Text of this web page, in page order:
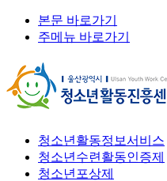
본문 바로가기
주메뉴 바로가기
청소년활동정보서비스
청소년수련활동인증제
청소년포상제